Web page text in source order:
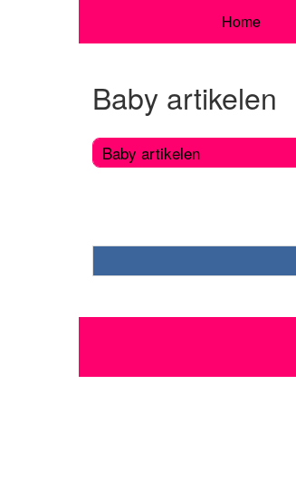
Home
Baby artikelen
Baby artikelen